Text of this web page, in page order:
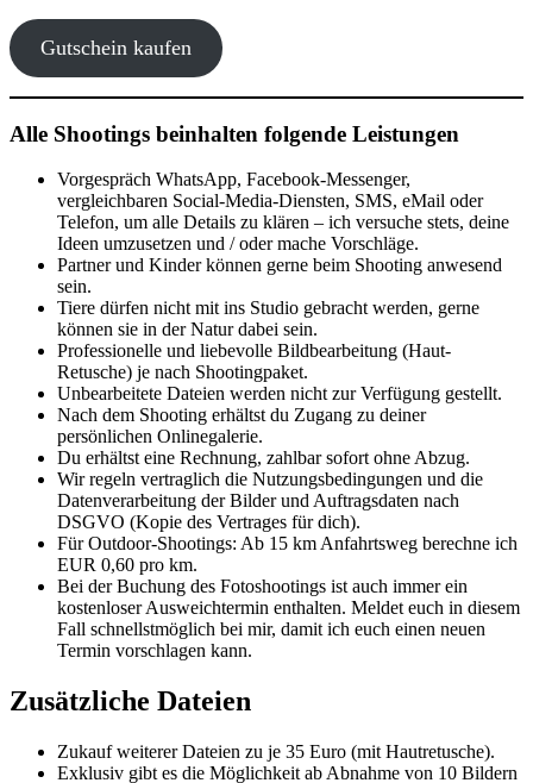
Gutschein kaufen
Alle Shootings beinhalten folgende Leistungen
Vorgespräch WhatsApp, Facebook-Messenger,
vergleichbaren Social-Media-Diensten, SMS, eMail oder
Telefon, um alle Details zu klären – ich versuche stets, deine
Ideen umzusetzen und / oder mache Vorschläge.
Partner und Kinder können gerne beim Shooting anwesend
sein.
Tiere dürfen nicht mit ins Studio gebracht werden, gerne
können sie in der Natur dabei sein.
Professionelle und liebevolle Bildbearbeitung (Haut-
Retusche) je nach Shootingpaket.
Unbearbeitete Dateien werden nicht zur Verfügung gestellt.
Nach dem Shooting erhältst du Zugang zu deiner
persönlichen Onlinegalerie.
Du erhältst eine Rechnung, zahlbar sofort ohne Abzug.
Wir regeln vertraglich die Nutzungsbedingungen und die
Datenverarbeitung der Bilder und Auftragsdaten nach
DSGVO (Kopie des Vertrages für dich).
Für Outdoor-Shootings: Ab 15 km Anfahrtsweg berechne ich
EUR 0,60 pro km.
Bei der Buchung des Fotoshootings ist auch immer ein
kostenloser Ausweichtermin enthalten. Meldet euch in diesem
Fall schnellstmöglich bei mir, damit ich euch einen neuen
Termin vorschlagen kann.
Zusätzliche Dateien
Zukauf weiterer Dateien zu je 35 Euro (mit Hautretusche).
Exklusiv gibt es die Möglichkeit ab Abnahme von 10 Bildern